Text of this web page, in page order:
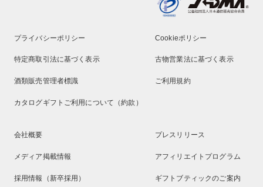
プライバシーポリシー Cookieポリシー
特定商取引法に基づく表示 古物営業法に基づく表示
酒類販売管理者標識 ご利用規約
カタログギフトご利用について（約款）
会社概要 プレスリリース
メディア掲載情報 アフィリエイトプログラム
採用情報（新卒採用） ギフトブティックのご案内